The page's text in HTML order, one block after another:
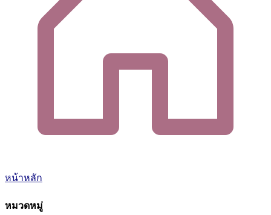
หน้าหลัก
หมวดหมู่